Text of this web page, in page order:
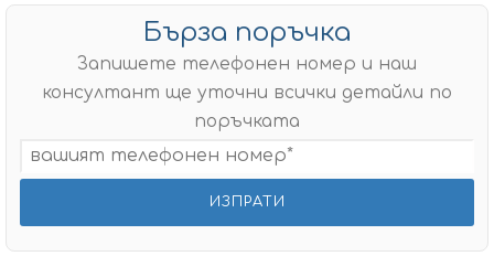
Бърза поръчка
Запишете телефонен номер и наш
консултант ще уточни всички детайли по
поръчката